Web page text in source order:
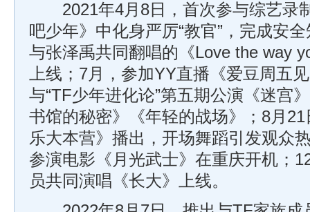
2021年4月8日，首次参与综艺录
吧少年》中化身严厉“教官”，完成安
与张泽禹共同翻唱的《Love the way
上线；7月，参加YY直播《爱豆周五
与“TF少年进化论”第五期公演《迷宫
书馆的秘密》《年轻的战场》；8月
乐大本营》播出，开场舞蹈引发观众
参演电影《月光武士》在重庆开机；
员共同演唱《长大》上线。